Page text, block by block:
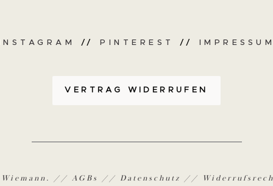
INSTAGRAM // PINTEREST // IMPRESSUM
VERTRAG WIDERRUFEN
Wiemann. // AGBs // Datenschutz //